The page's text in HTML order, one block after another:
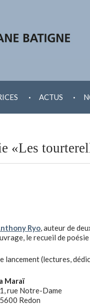
. ACTUS .
«Les
Ryo, auteur de
le recueil de poésie
lancement (lectures,
Maraï
rue Notre-Dame
Redon